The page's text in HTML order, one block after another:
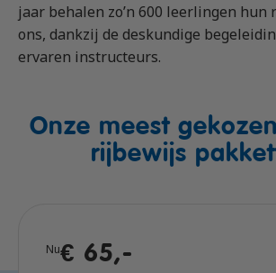
jaar behalen zo’n 600 leerlingen hun
ons, dankzij de deskundige
ervaren instructeurs.
Onze meest
rijbewijs
Nu€ 65,-